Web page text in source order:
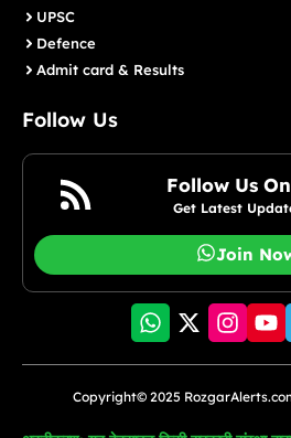
UPSC
Defence
Admit card & Results
Follow Us
Follow Us
Get Latest
Join
Copyright© 2025